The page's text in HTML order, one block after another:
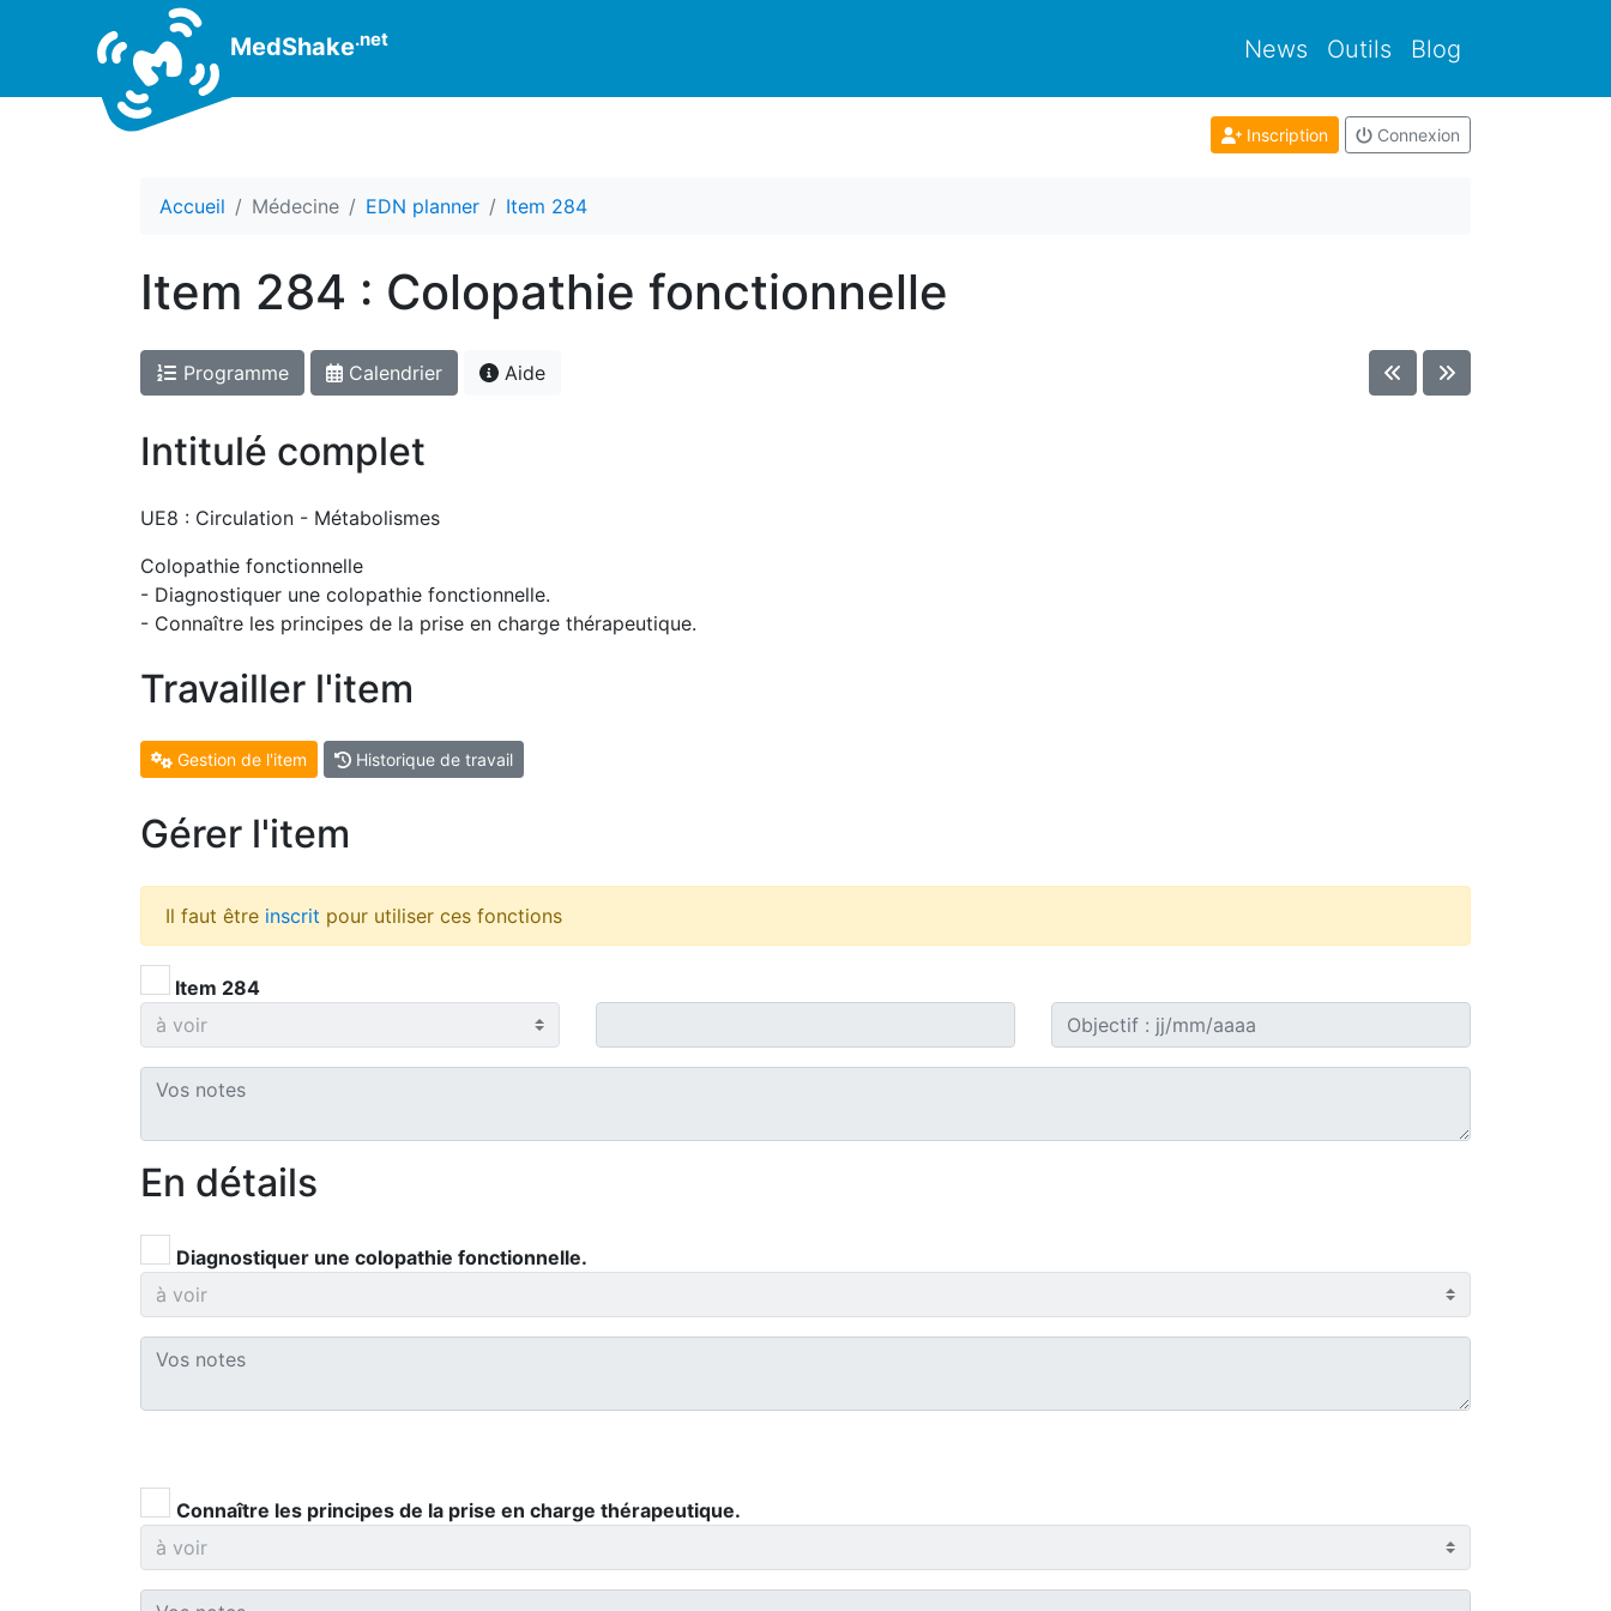
MedShake.net News Outils Blog
Inscription Connexion
Accueil Médecine EDN planner Item 284
Item 284 : Colopathie fonctionnelle
Programme Calendrier Aide
Intitulé complet
UE8 : Circulation - Métabolismes
Colopathie fonctionnelle
- Diagnostiquer une colopathie fonctionnelle.
- Connaître les principes de la prise en charge thérapeutique.
Travailler l'item
Gestion de l'item Historique de travail
Gérer l'item
Il faut être inscrit pour utiliser ces fonctions
Item 284
En détails
Diagnostiquer une colopathie fonctionnelle.
Connaître les principes de la prise en charge thérapeutique.